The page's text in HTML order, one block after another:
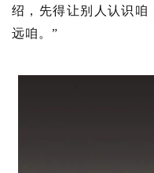
绍，先得让别人认识咱
远咱。”